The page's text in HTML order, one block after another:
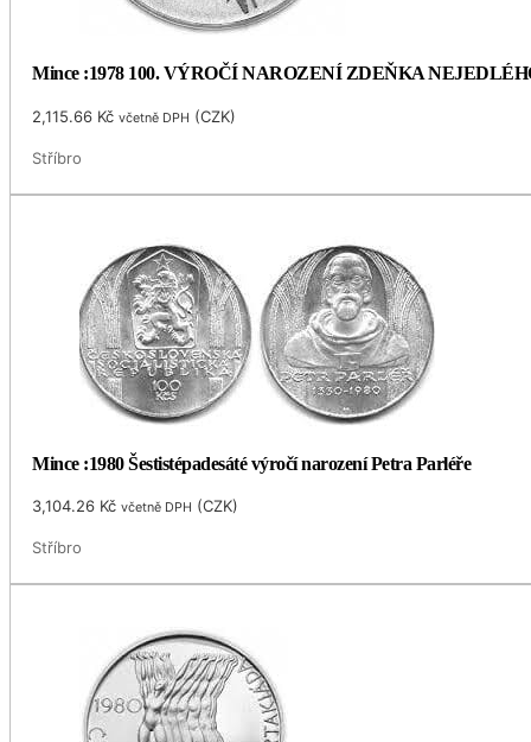
Mince :1978 100. VÝROČÍ NAROZENÍ ZDEŇKA
2,115.66 Kč včetně DPH (CZK)
Stříbro
Mince :1980 Šestistépadesáté výročí narození Petra Parléře
3,104.26 Kč včetně DPH (CZK)
Stříbro